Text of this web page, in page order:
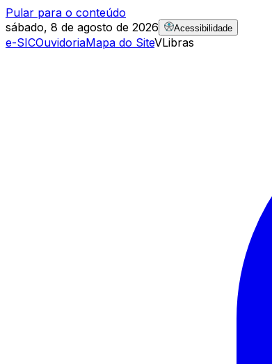
Pular para o conteúdo
sábado, 8 de agosto de 2026
Acessibilidade
e-SICOuvidoriaMapa do SiteVLibras